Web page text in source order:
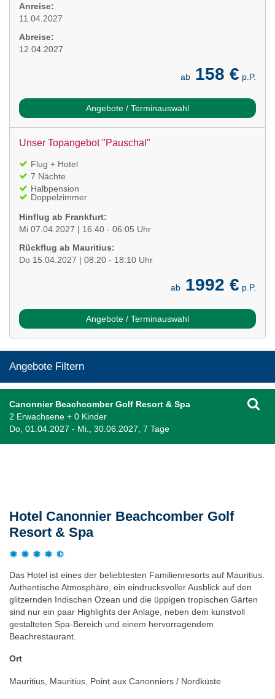
Anreise:
11.04.2027
Abreise:
12.04.2027
ab 158 € p.P.
Angebote / Terminauswahl
Unser Topangebot "Pauschal"
Flug + Hotel
7 Nächte
Halbpension
Doppelzimmer
Hinflug ab Frankfurt:
Mi 07.04.2027 | 16:40 - 06:05 Uhr
Rückflug ab Mauritius:
Do 15.04.2027 | 08:20 - 18:10 Uhr
ab 1992 € p.P.
Angebote / Terminauswahl
Angebote Filtern
Canonnier Beachcomber Golf Resort & Spa
2 Erwachsene + 0 Kinder
Do, 01.04.2027 - Mi., 30.06.2027, 7 Tage
Hotel Canonnier Beachcomber Golf
Resort & Spa
Das Hotel ist eines der beliebtesten Familienresorts auf Mauritius.
Authentische Atmosphäre, ein eindrucksvoller Ausblick auf den
glitzernden Indischen Ozean und die üppigen tropischen Gärten
sind nur ein paar Highlights der Anlage, neben dem kunstvoll
gestalteten Spa-Bereich und einem hervorragendem
Beachrestaurant.
Ort
Mauritius, Mauritius, Point aux Canonniers / Nordküste